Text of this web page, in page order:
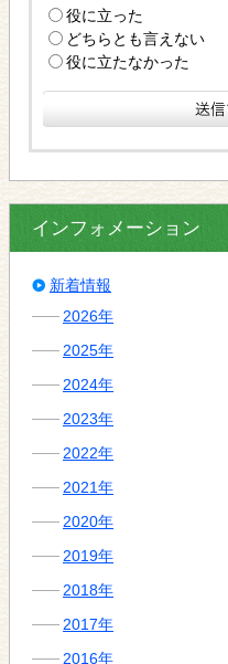
役に立った
どちらとも言えない
役に立たなかった
インフォメーション
新着情報
2026年
2025年
2024年
2023年
2022年
2021年
2020年
2019年
2018年
2017年
2016年